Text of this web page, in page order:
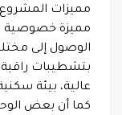
مميزات
مميزة خصوصية
الوصول إلى
بتشطيبات
عالية، بيئة
كما أن بعض